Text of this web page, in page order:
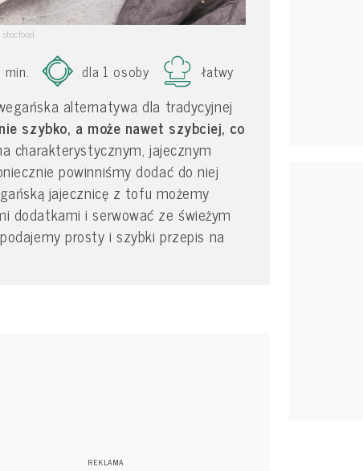
stocfood
dla 1 osoby łatwy
alternatywa dla tradycyjnej
szybko, a może nawet szybciej, co
charakterystycznym, jajecznym
powinniśmy dodać do niej
jajecznicę z tofu możemy
dodatkami i serwować ze świeżym
prosty i szybki przepis na